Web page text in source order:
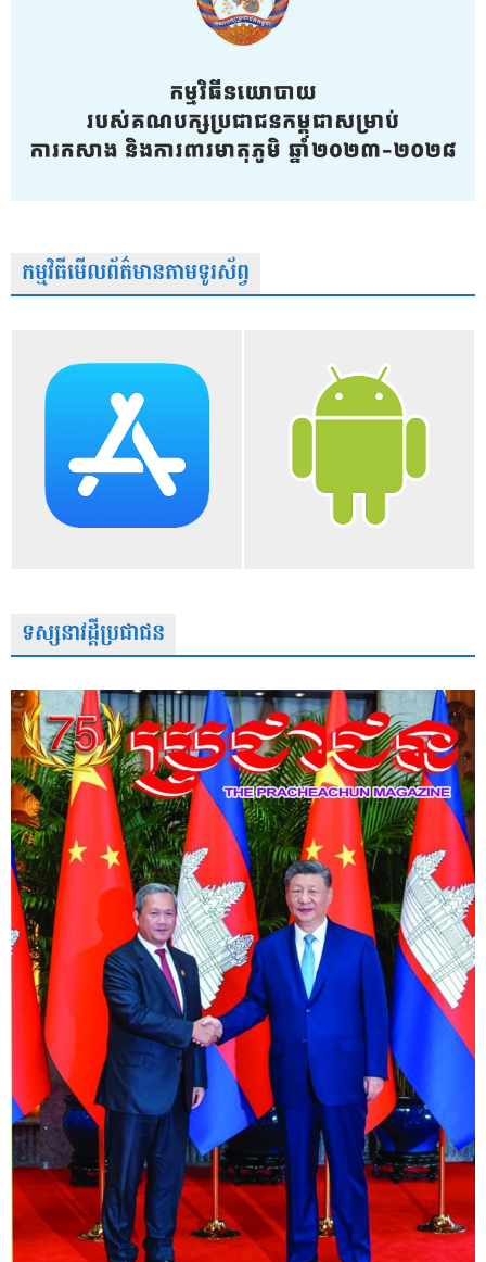
កម្មវិធីមើលព័ត៌មានតាមទូរស័ព្វ
ទស្សនាវដ្តីប្រជាជន